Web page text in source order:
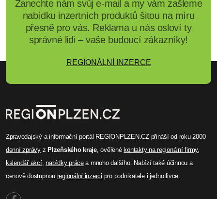
Zanechte nám svůj e-mail a my vám zašleme
nabídku inzertních produktů šitou na míru
přesně pro vás. Reklama u nás osloví ty
správné lidi – vaše budoucí zákazníky!
REGIONÁLNÍ INZERCE
Zpravodajský a informační portál REGIONPLZEN.CZ přináší od roku 2000
denní zprávyzPlzeňského kraje, ověřenékontakty na regionální firmy,
kalendář akcí,nabídky prácea mnoho dalšího. Nabízí také účinnou a
cenově dostupnou regionální inzerci pro podnikatele i jednotlivce.